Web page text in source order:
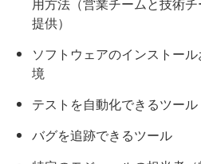
提供）
ソフトウェアのインストー
境
テストを自動化できるツール
バグを追跡できるツール